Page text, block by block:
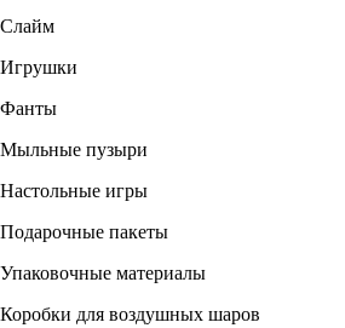
Слайм
Игрушки
Фанты
Мыльные пузыри
Настольные игры
Подарочные пакеты
Упаковочные материалы
Коробки для воздушных шаров